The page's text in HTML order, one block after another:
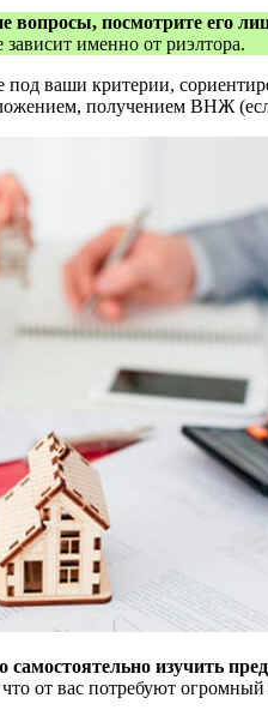
посмотрите его
именно от риэлтора.
ваши критерии,
получением ВНЖ
изучить
от вас потребуют